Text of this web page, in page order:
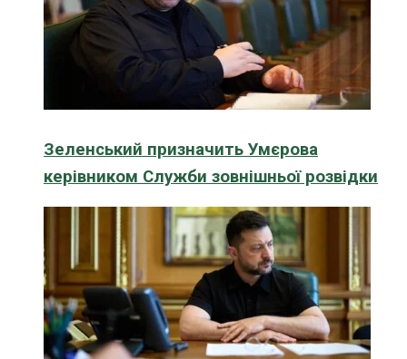
Зеленський призначить Умєрова
керівником Служби зовнішньої розвідки